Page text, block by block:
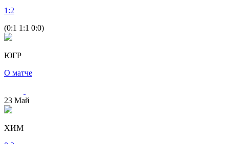
1 :2
(0:1 1:1 0:0)
ЮГР
О матче
23 Май
ХИМ